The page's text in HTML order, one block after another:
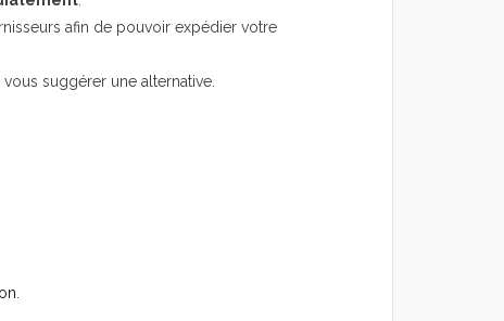
afin de pouvoir expédier votre
suggérer une alternative.
.